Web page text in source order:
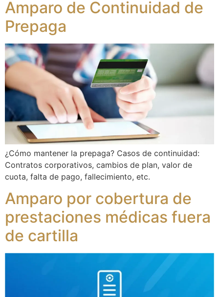
Amparo de Continuidad de
Prepaga
¿Cómo mantener la prepaga? Casos de continuidad:
Contratos corporativos, cambios de plan, valor de
cuota, falta de pago, fallecimiento, etc.
Amparo por cobertura de
prestaciones médicas fuera
de cartilla